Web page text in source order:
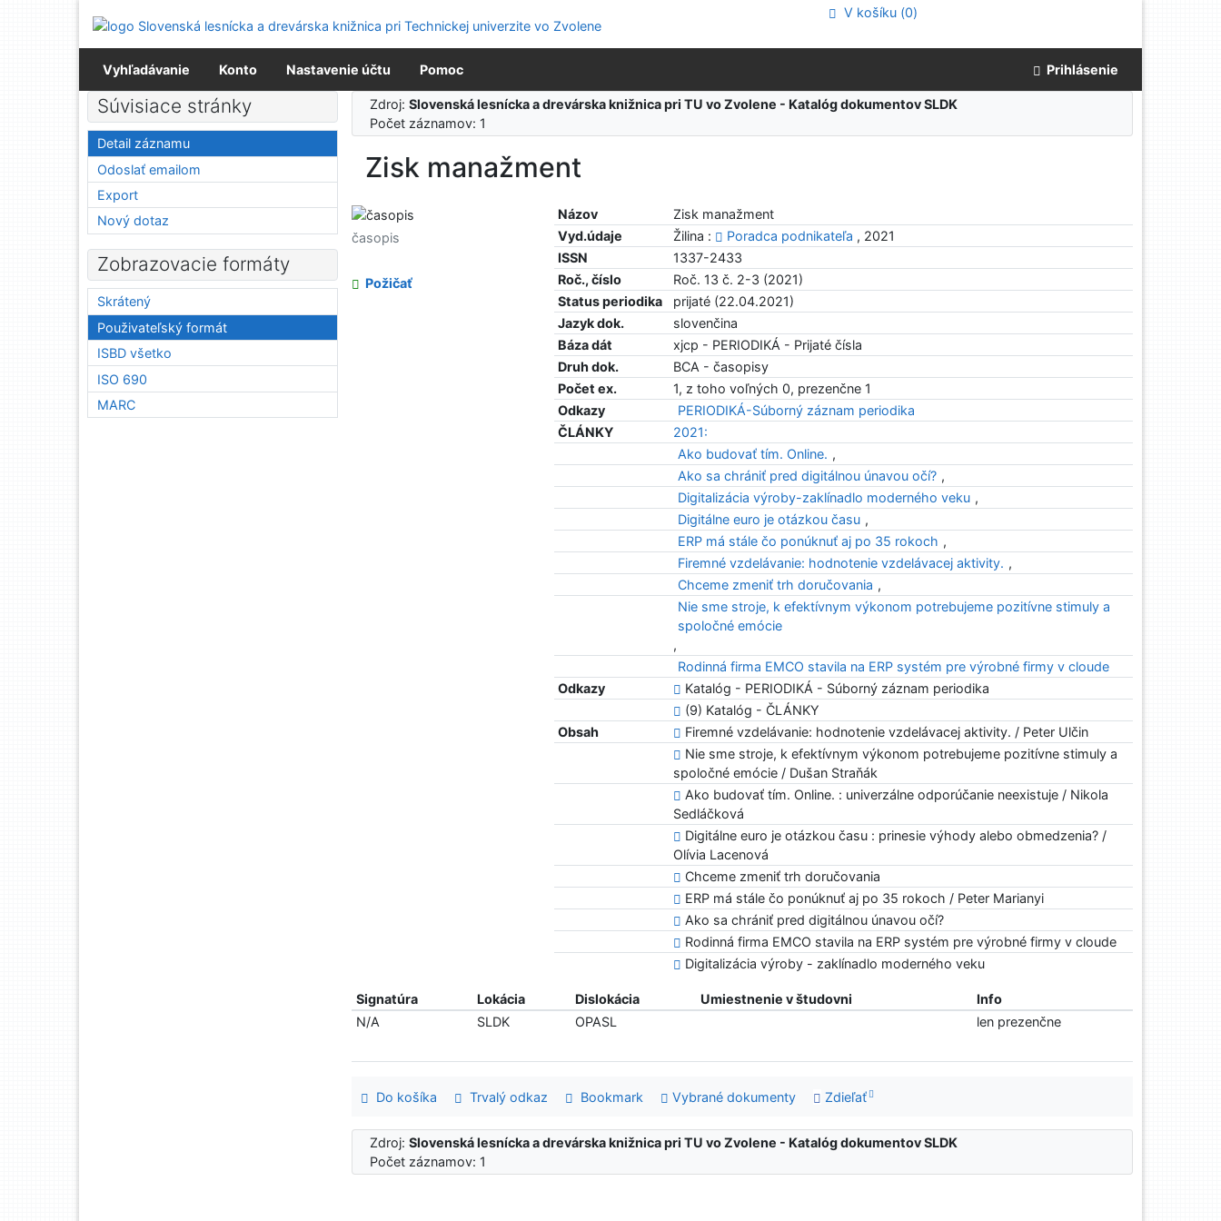
Prejsť na menu
Prehlásenie o webovej prístupnosti
V košíku (0)
Vyhľadávanie Konto Nastavenie účtu Pomoc Prihlásenie
Zdroj:Slovenská lesnícka a drevárska knižnica pri TU vo Zvolene - Katalóg dokumentov SLDK
Počet záznamov: 1
Zisk manažment
Názov
Zisk manažment
Vyd.údaje
Žilina : Poradca podnikateľa , 2021
ISSN
1337-2433
Roč., číslo
Roč. 13 č. 2-3 (2021)
Status periodika
prijaté (22.04.2021)
Jazyk dok.
slovenčina
Báza dát
xjcp - PERIODIKÁ - Prijaté čísla
Druh dok.
BCA - časopisy
Počet ex.
1, z toho voľných 0, prezenčne 1
Odkazy
PERIODIKÁ-Súborný záznam periodika
ČLÁNKY
2021:
Ako budovať tím. Online. ,
Ako sa chrániť pred digitálnou únavou očí? ,
Digitalizácia výroby-zaklínadlo moderného veku ,
Digitálne euro je otázkou času ,
ERP má stále čo ponúknuť aj po 35 rokoch ,
Firemné vzdelávanie: hodnotenie vzdelávacej aktivity. ,
Chceme zmeniť trh doručovania ,
Nie sme stroje, k efektívnym výkonom potrebujeme pozitívne stimuly a
spoločné emócie
,
Rodinná firma EMCO stavila na ERP systém pre výrobné firmy v cloude
Odkazy
Katalóg - PERIODIKÁ - Súborný záznam periodika
(9) Katalóg - ČLÁNKY
Obsah
Firemné vzdelávanie: hodnotenie vzdelávacej aktivity. / Peter Ulčin
Nie sme stroje, k efektívnym výkonom potrebujeme pozitívne stimuly a
spoločné emócie / Dušan Straňák
Ako budovať tím. Online. : univerzálne odporúčanie neexistuje / Nikola
Sedláčková
Digitálne euro je otázkou času : prinesie výhody alebo obmedzenia? /
Olívia Lacenová
Chceme zmeniť trh doručovania
ERP má stále čo ponúknuť aj po 35 rokoch / Peter Marianyi
Ako sa chrániť pred digitálnou únavou očí?
Rodinná firma EMCO stavila na ERP systém pre výrobné firmy v cloude
Digitalizácia výroby - zaklínadlo moderného veku
časopis
Požičať
Signatúra Lokácia Dislokácia Umiestnenie v študovni
Info
N/A
SLDK OPASL len prezenčne
Do košíka Trvalý odkaz Bookmark Vybrané dokumenty Zdieľať
Zdroj:Slovenská lesnícka a drevárska knižnica pri TU vo Zvolene - Katalóg dokumentov SLDK
Počet záznamov: 1
Súvisiace stránky
Detail záznamu
Odoslať emailom
Export
Nový dotaz
Zobrazovacie formáty
Skrátený
Použivateľský formát
ISBD všetko
ISO 690
MARC